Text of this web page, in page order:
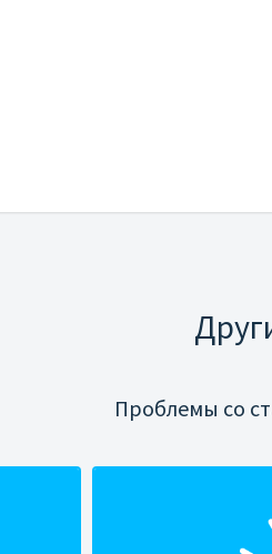
Проблемы со